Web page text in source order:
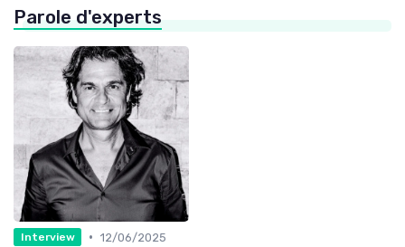
Parole d'experts
Interview • 12/06/2025